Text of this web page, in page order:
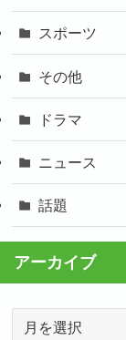
スポーツ
その他
ドラマ
ニュース
話題
アーカイブ